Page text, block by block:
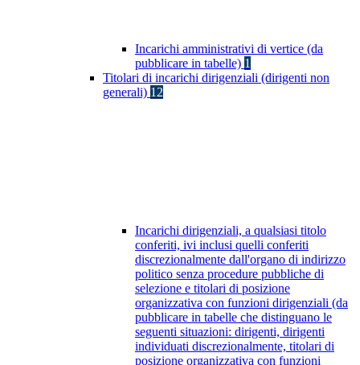
Incarichi amministrativi di vertice (da
pubblicare in tabelle) 1
Titolari di incarichi dirigenziali (dirigenti non
generali) 12
Incarichi dirigenziali, a qualsiasi titolo
conferiti, ivi inclusi quelli conferiti
discrezionalmente dall'organo di indirizzo
politico senza procedure pubbliche di
selezione e titolari di posizione
organizzativa con funzioni dirigenziali (da
pubblicare in tabelle che distinguano le
seguenti situazioni: dirigenti, dirigenti
individuati discrezionalmente, titolari di
posizione organizzativa con funzioni